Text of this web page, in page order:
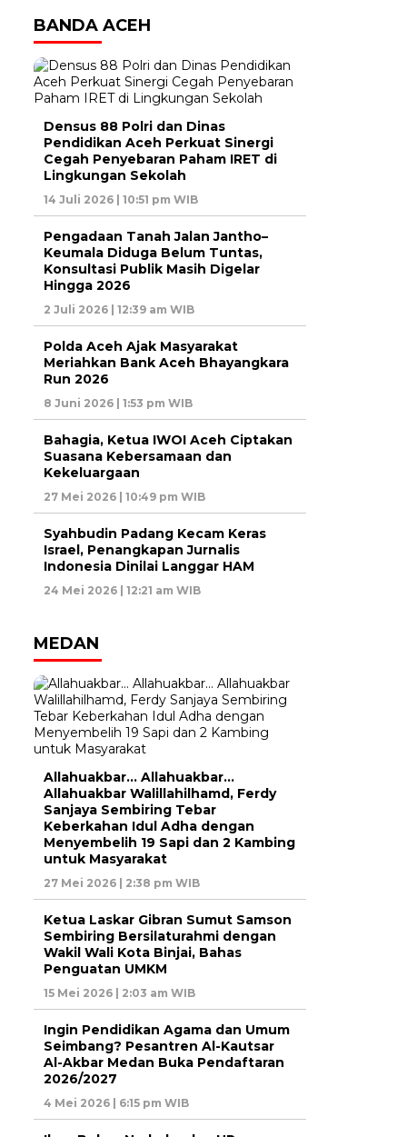
BANDA ACEH
Densus 88 Polri dan Dinas
Pendidikan Aceh Perkuat Sinergi
Cegah Penyebaran Paham IRET di
Lingkungan Sekolah
14 Juli 2026 | 10:51 pm WIB
Pengadaan Tanah Jalan Jantho–
Keumala Diduga Belum Tuntas,
Konsultasi Publik Masih Digelar
Hingga 2026
2 Juli 2026 | 12:39 am WIB
Polda Aceh Ajak Masyarakat
Meriahkan Bank Aceh Bhayangkara
Run 2026
8 Juni 2026 | 1:53 pm WIB
Bahagia, Ketua IWOI Aceh Ciptakan
Suasana Kebersamaan dan
Kekeluargaan
27 Mei 2026 | 10:49 pm WIB
Syahbudin Padang Kecam Keras
Israel, Penangkapan Jurnalis
Indonesia Dinilai Langgar HAM
24 Mei 2026 | 12:21 am WIB
MEDAN
Allahuakbar… Allahuakbar…
Allahuakbar Walillahilhamd, Ferdy
Sanjaya Sembiring Tebar
Keberkahan Idul Adha dengan
Menyembelih 19 Sapi dan 2 Kambing
untuk Masyarakat
27 Mei 2026 | 2:38 pm WIB
Ketua Laskar Gibran Sumut Samson
Sembiring Bersilaturahmi dengan
Wakil Wali Kota Binjai, Bahas
Penguatan UMKM
15 Mei 2026 | 2:03 am WIB
Ingin Pendidikan Agama dan Umum
Seimbang? Pesantren Al-Kautsar
Al-Akbar Medan Buka Pendaftaran
2026/2027
4 Mei 2026 | 6:15 pm WIB